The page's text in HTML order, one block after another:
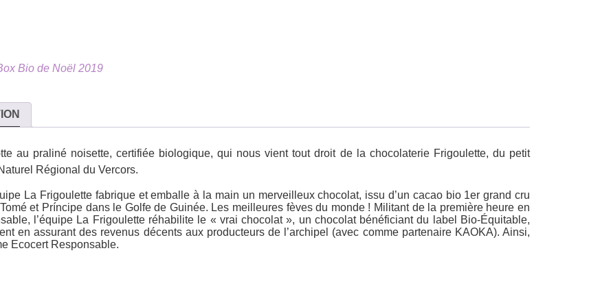
Bio de Noël 2019
au praliné noisette, certifiée biologique, qui nous vient tout droit de la chocolaterie Frigoulette, du petit
Régional du Vercors.
La Frigoulette fabrique et emballe à la main un merveilleux chocolat, issu d’un cacao bio 1er grand cru
et Príncipedans le Golfe de Guinée. Les meilleures fèves du monde ! Militant de la première heure en
, l’équipe La Frigoulette réhabilite le « vrai chocolat », un chocolat bénéficiant du label Bio-Équitable,
en assurant des revenus décents aux producteurs de l’archipel (avec comme partenaire KAOKA). Ainsi,
Ecocert Responsable.